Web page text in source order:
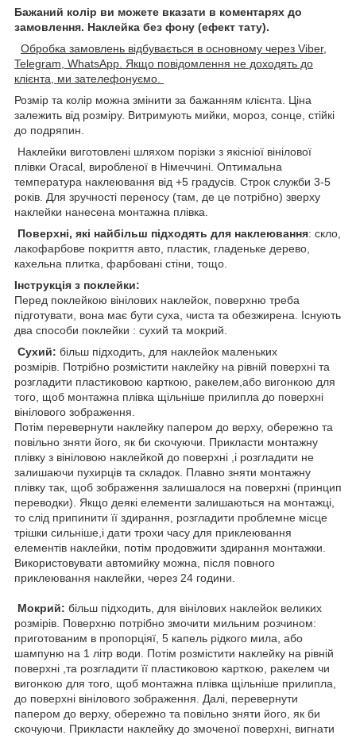
Бажаний колір ви можете вказати в коментарях до
замовлення. Наклейка без фону (ефект тату).
Обробка замовлень відбувається в основному через Viber,
Telegram, WhatsApp. Якщо повідомлення не доходять до
клієнта, ми зателефонуємо.
Розмір та колір можна змінити за бажанням клієнта. Ціна
залежить від розміру. Витримують мийки, мороз, сонце, стійкі
до подряпин.
Наклейки виготовлені шляхом порізки з якісніої вінілової
плівки Oracal, виробленої в Німеччині. Оптимальна
температура наклеювання від +5 градусів. Строк служби 3-5
років. Для зручності переносу (там, де це потрібно) зверху
наклейки нанесена монтажна плівка.
Поверхні, які найбільш підходять для наклеювання: скло,
лакофарбове покриття авто, пластик, гладеньке дерево,
кахельна плитка, фарбовані стіни, тощо.
Інструкція з поклейки:
Перед поклейкою вінілових наклейок, поверхню треба
підготувати, вона має бути суха, чиста та обезжирена. Існують
два способи поклейки : сухий та мокрий.
Сухий: більш підходить, для наклейок маленьких
розмірів. Потрібно розмістити наклейку на рівній поверхні та
розгладити пластиковою карткою, ракелем,або вигонкою для
того, щоб монтажна плівка щільніше прилипла до поверхні
вінілового зображення.
Потім перевернути наклейку папером до верху, обережно та
повільно зняти його, як би скочуючи. Прикласти монтажну
плівку з вініловою наклейкой до поверхні ,і розгладити не
залишаючи пухирців та складок. Плавно зняти монтажну
плівку так, щоб зображення залишалося на поверхні (принцип
переводки). Якщо деякі елементи залишаються на монтажці,
то слід припинити її здирання, розгладити проблемне місце
трішки сильніше,і дати трохи часу для приклеювання
елементів наклейки, потім продовжити здирання монтажки.
Використовувати автомийку можна, після повного
приклеювання наклейки, через 24 години.
Мокрий: більш підходить, для вінілових наклейок великих
розмірів. Поверхню потрібно змочити мильним розчином:
приготованим в пропорціяї, 5 капель рідкого мила, або
шампуню на 1 літр води. Потім розмістити наклейку на рівній
поверхні ,та розгладити її пластиковою карткою, ракелем чи
вигонкою для того, щоб монтажна плівка щільніше прилипла,
до поверхні вінілового зображення. Далі, перевернути
папером до верху, обережно та повільно зняти його, як би
скочуючи. Прикласти наклейку до змоченої поверхні, вигнати